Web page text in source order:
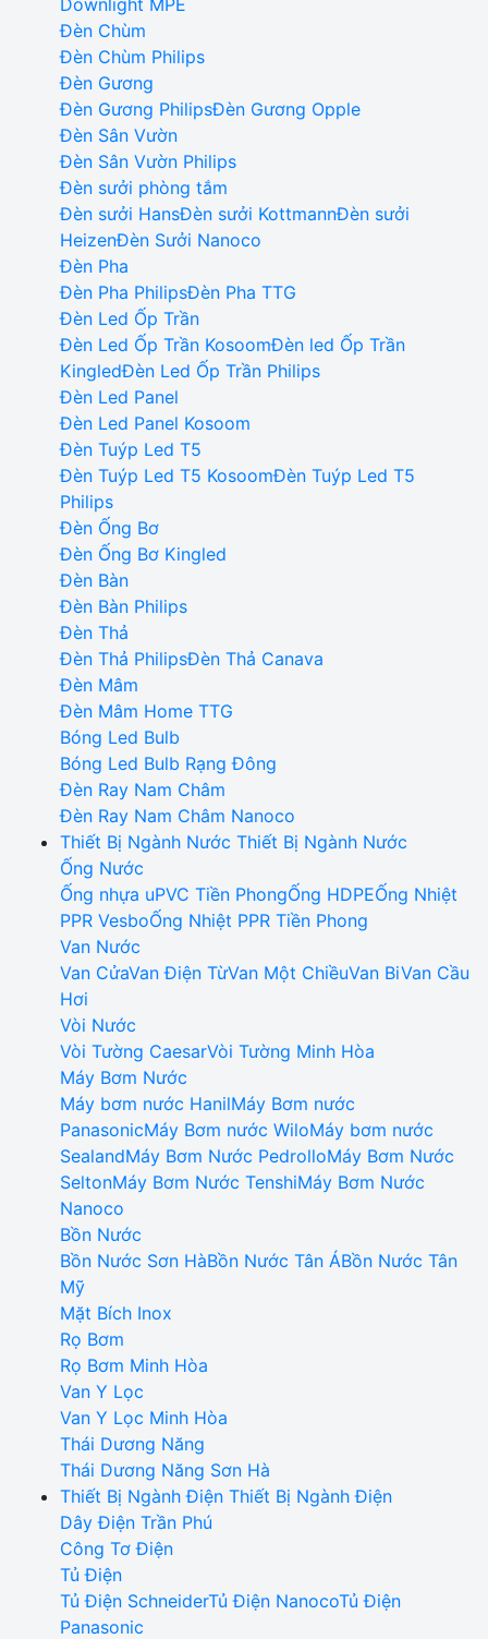
Downlight MPE
Đèn Chùm
Đèn Chùm Philips
Đèn Gương
Đèn Gương PhilipsĐèn Gương Opple
Đèn Sân Vườn
Đèn Sân Vườn Philips
Đèn sưởi phòng tắm
Đèn sưởi HansĐèn sưởi KottmannĐèn sưởi
HeizenĐèn Sưởi Nanoco
Đèn Pha
Đèn Pha PhilipsĐèn Pha TTG
Đèn Led Ốp Trần
Đèn Led Ốp Trần KosoomĐèn led Ốp Trần
KingledĐèn Led Ốp Trần Philips
Đèn Led Panel
Đèn Led Panel Kosoom
Đèn Tuýp Led T5
Đèn Tuýp Led T5 KosoomĐèn Tuýp Led T5
Philips
Đèn Ống Bơ
Đèn Ống Bơ Kingled
Đèn Bàn
Đèn Bàn Philips
Đèn Thả
Đèn Thả PhilipsĐèn Thả Canava
Đèn Mâm
Đèn Mâm Home TTG
Bóng Led Bulb
Bóng Led Bulb Rạng Đông
Đèn Ray Nam Châm
Đèn Ray Nam Châm Nanoco
Thiết Bị Ngành Nước Thiết Bị Ngành Nước
Ống Nước
Ống nhựa uPVC Tiền PhongỐng HDPEỐng Nhiệt
PPR VesboỐng Nhiệt PPR Tiền Phong
Van Nước
Van CửaVan Điện TừVan Một ChiềuVan BiVan Cầu
Hơi
Vòi Nước
Vòi Tường CaesarVòi Tường Minh Hòa
Máy Bơm Nước
Máy bơm nước HanilMáy Bơm nước
PanasonicMáy Bơm nước WiloMáy bơm nước
SealandMáy Bơm Nước PedrolloMáy Bơm Nước
SeltonMáy Bơm Nước TenshiMáy Bơm Nước
Nanoco
Bồn Nước
Bồn Nước Sơn HàBồn Nước Tân ÁBồn Nước Tân
Mỹ
Mặt Bích Inox
Rọ Bơm
Rọ Bơm Minh Hòa
Van Y Lọc
Van Y Lọc Minh Hòa
Thái Dương Năng
Thái Dương Năng Sơn Hà
Thiết Bị Ngành Điện Thiết Bị Ngành Điện
Dây Điện Trần Phú
Công Tơ Điện
Tủ Điện
Tủ Điện SchneiderTủ Điện NanocoTủ Điện
Panasonic